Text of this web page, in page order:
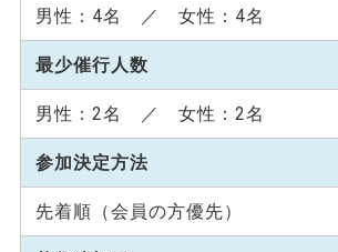
男性：4名 ／ 女性：4名
最少催行人数
男性：2名 ／ 女性：2名
参加決定方法
先着順（会員の方優先）